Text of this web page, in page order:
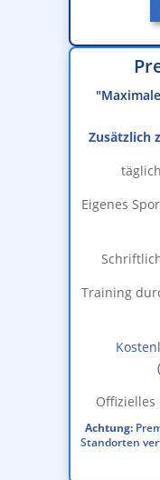
Zusätzlich
Eigenes
Training
Offizielles
Achtung:
Standorten